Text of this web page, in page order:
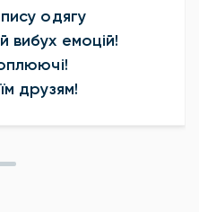
одягу
вибух емоцій!
друзям!